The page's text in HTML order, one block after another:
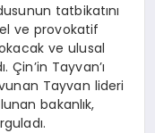
tatbikatını
ve provokatif
ve ulusal
Çin’in Tayvan’ı
Tayvan lideri
bakanlık,